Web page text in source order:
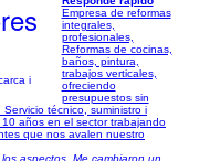
i
Empresa de reformas
integrales,
profesionales,
Reformas de cocinas,
baños, pintura,
trabajos verticales,
ofreciendo
presupuestos sin
técnico, suministro i
años en el sector trabajando
que nos avalen nuestro
aspectos. Me cambiaron un